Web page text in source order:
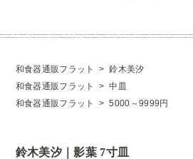
和食器通販フラット >鈴木美汐
和食器通販フラット
>中皿
和食器通販フラット
>5000～9999円
鈴木美汐｜影葉 7寸皿